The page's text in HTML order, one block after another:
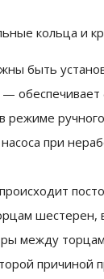
кольца и
быть
режиме
насоса при
шестерен,
между
причиной